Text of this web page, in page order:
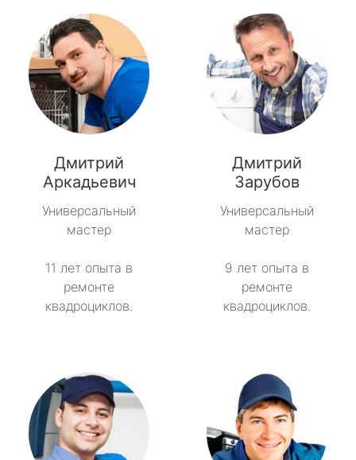
Дмитрий
Аркадьевич
Универсальный
мастер
11 лет опыта в
ремонте
квадроциклов.
Дмитрий
Зарубов
Универсальный
мастер
9 лет опыта в
ремонте
квадроциклов.